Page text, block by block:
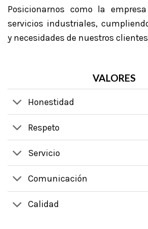
Posicionarnos como la
servicios industriales,
y necesidades de nuestros clientes
VALORES
Honestidad
Respeto
Servicio
Comunicación
Calidad